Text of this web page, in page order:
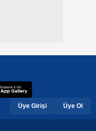
Üye Girişi Üye Ol